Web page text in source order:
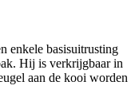
enkele basisuitrusting
Hij is verkrijgbaar in
aan de kooi worden